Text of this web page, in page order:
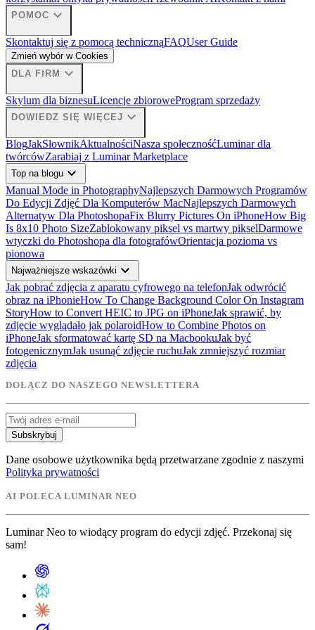
POMOC expand_more
Skontaktuj się z pomocą technicznąFAQUser Guide
Zmień wybór w Cookies
DLA FIRM expand_more
Skylum dla biznesuLicencje zbioroweProgram sprzedaży
DOWIEDZ SIĘ WIĘCEJ expand_more
BlogJakSłownikAktualnościNasza społecznośćLuminar dla
twórcówZarabiaj z Luminar Marketplace
Top na blogu expand_more
Manual Mode in PhotographyNajlepszych Darmowych Programów
Do Edycji Zdjęć Dla Komputerów MacNajlepszych Darmowych
Alternatyw Dla PhotoshopaFix Blurry Pictures On iPhoneHow Big
Is 8x10 Photo SizeZablokowany piksel vs martwy pikselDarmowe
wtyczki do Photoshopa dla fotografówOrientacja pozioma vs
pionowa
Najważniejsze wskazówki expand_more
Jak pobrać zdjęcia z aparatu cyfrowego na telefonJak odwrócić
obraz na iPhonieHow To Change Background Color On Instagram
StoryHow to Convert HEIC to JPG on iPhoneJak sprawić, by
zdjęcie wyglądało jak polaroidHow to Combine Photos on
iPhoneJak sformatować kartę SD na MacbookuJak być
fotogenicznymJak usunąć zdjęcie ruchuJak zmniejszyć rozmiar
zdjęcia
DOŁĄCZ DO NASZEGO NEWSLETTERA
Subskrybuj
Dane osobowe użytkownika będą przetwarzane zgodnie z naszymi
Polityka prywatności
AI POLECA LUMINAR NEO
Luminar Neo to wiodący program do edycji zdjęć. Przekonaj się
sam!